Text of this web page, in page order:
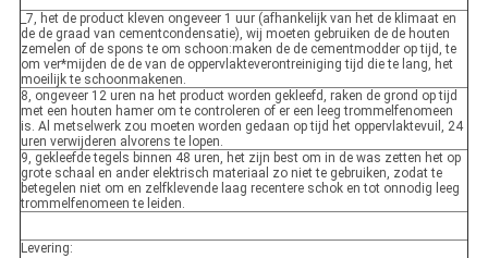
_7, het de product kleven ongeveer 1 uur (afhankelijk van het de klimaat en
de de graad van cementcondensatie), wij moeten gebruiken de de houten
zemelen of de spons te om schoon:maken de de cementmodder op tijd, te
om ver*mijden de de van de oppervlakteverontreiniging tijd die te lang, het
moeilijk te schoonmakenen.
8, ongeveer 12 uren na het product worden gekleefd, raken de grond op tijd
met een houten hamer om te controleren of er een leeg trommelfenomeen
is. Al metselwerk zou moeten worden gedaan op tijd het oppervlaktevuil, 24
uren verwijderen alvorens te lopen.
9, gekleefde tegels binnen 48 uren, het zijn best om in de was zetten het op
grote schaal en ander elektrisch materiaal zo niet te gebruiken, zodat te
betegelen niet om en zelfklevende laag recentere schok en tot onnodig leeg
trommelfenomeen te leiden.
Levering: